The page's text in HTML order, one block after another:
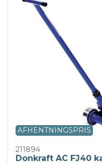
AFHENTNINGSPRIS
211894
Donkraft AC FJ40